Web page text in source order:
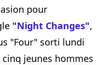
pour
"Night Changes",
"Four" sorti lundi
jeunes hommes